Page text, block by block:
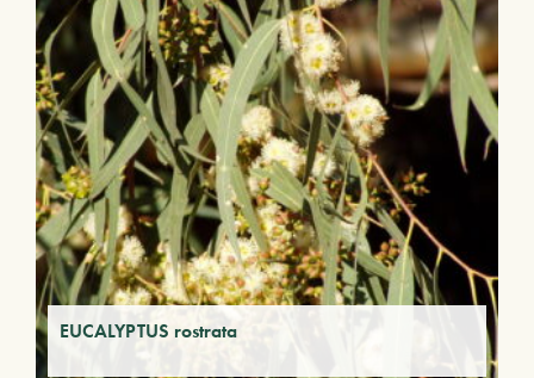
EUCALYPTUS rostrata